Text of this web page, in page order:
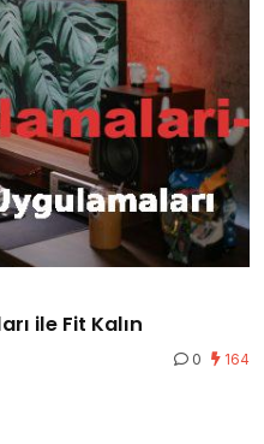
ile Fit Kalın
0 164